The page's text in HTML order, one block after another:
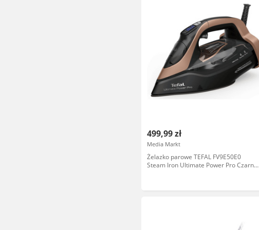
499,99 zł
Media Markt
Żelazko parowe TEFAL FV9E50E0
Steam Iron Ultimate Power Pro Czarno-